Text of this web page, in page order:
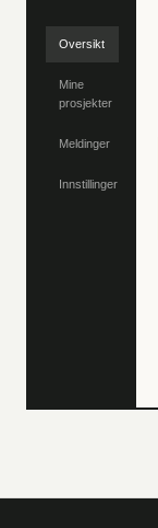
Oversikt
Mine
prosjekter
Meldinger
Innstillinger